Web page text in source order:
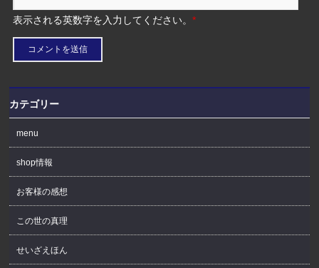
表示される英数字を入力してください。*
カテゴリー
menu
shop情報
お客様の感想
この世の真理
せいざえほん